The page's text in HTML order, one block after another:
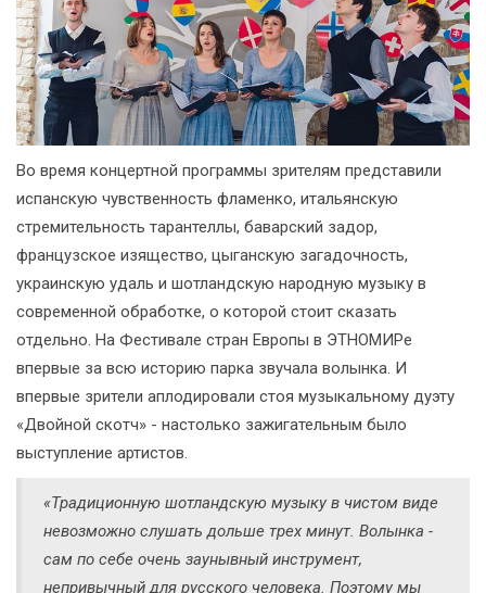
Во время концертной программы зрителям представили
испанскую чувственность фламенко, итальянскую
стремительность тарантеллы, баварский задор,
французское изящество, цыганскую загадочность,
украинскую удаль и шотландскую народную музыку в
современной обработке, о которой стоит сказать
отдельно. На Фестивале стран Европы в ЭТНОМИРе
впервые за всю историю парка звучала волынка. И
впервые зрители аплодировали стоя музыкальному дуэту
«Двойной скотч» - настолько зажигательным было
выступление артистов.
«Традиционную шотландскую музыку в чистом виде
невозможно слушать дольше трех минут. Волынка -
сам по себе очень заунывный инструмент,
непривычный для русского человека. Поэтому мы